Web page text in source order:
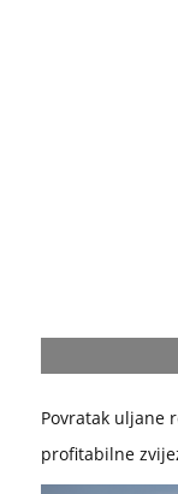
Povratak uljane
profitabilne